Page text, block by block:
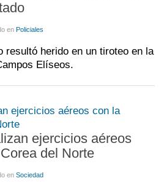
en Policiales
resultó herido en un tiroteo en la
Elíseos.
ejercicios aéreos
del Norte
en Sociedad